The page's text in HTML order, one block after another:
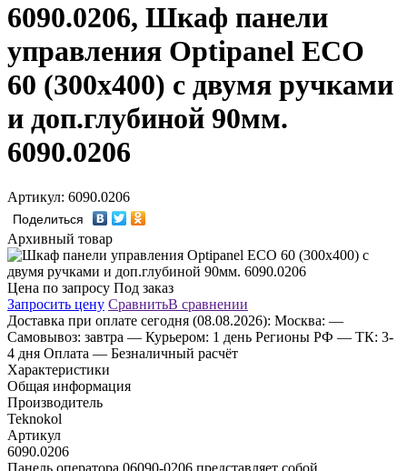
6090.0206, Шкаф панели
управления Optipanel ECO
60 (300х400) с двумя ручками
и доп.глубиной 90мм.
6090.0206
Артикул: 6090.0206
Поделиться
Архивный товар
Цена по запросу Под заказ
Запросить цену СравнитьВ сравнении
Доставка при оплате сегодня (08.08.2026): Москва: —
Самовывоз: завтра — Курьером: 1 день Регионы РФ — ТК: 3-
4 дня Оплата — Безналичный расчёт
Характеристики
Общая информация
Производитель
Teknokol
Артикул
6090.0206
Панель оператора 06090-0206 представляет собой